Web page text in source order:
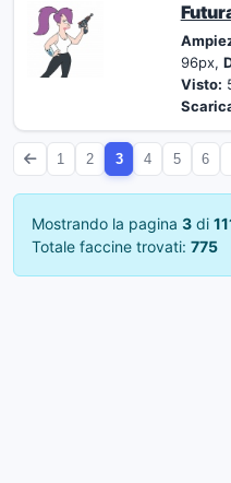
96px,
Visto:
1 2 3 4 5 6
Mostrando la pagina 3 di
Totale faccine trovati: 775